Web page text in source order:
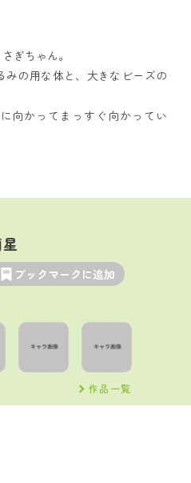
ぎちゃん。
の用な体と、大きなビーズの
向かってまっすぐ向かってい
ブックマークに追加
作品一覧